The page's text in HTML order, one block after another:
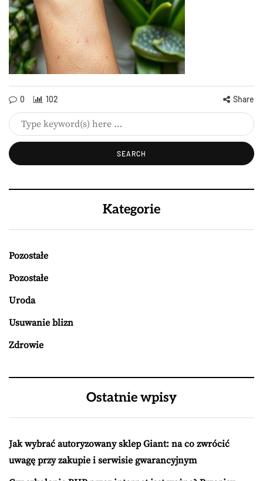
0 102 Share
Kategorie
Pozostałe
Pozostałe
Uroda
Usuwanie blizn
Zdrowie
Ostatnie wpisy
Jak wybrać autoryzowany sklep Giant: na co zwrócić
uwagę przy zakupie i serwisie gwarancyjnym